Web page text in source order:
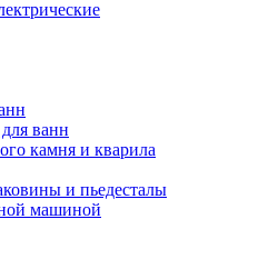
ванн
камня и кварила
и пьедесталы
машиной